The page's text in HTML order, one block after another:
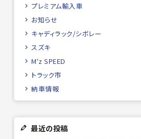
プレミアム輸入車
お知らせ
キャディラック/シボレー
スズキ
M'z SPEED
トラック市
納車情報
最近の投稿